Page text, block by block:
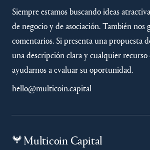
Siempre estamos buscando ideas
de negocio y de asociación. También nos
comentarios. Si presenta una propuesta
una descripción clara y cualquier
ayudarnos a evaluar su oportunidad.
hello@multicoin.capital
Multicoin Capital